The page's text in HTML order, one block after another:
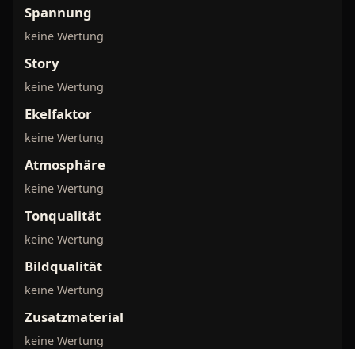
Spannung
keine Wertung
Story
keine Wertung
Ekelfaktor
keine Wertung
Atmosphäre
keine Wertung
Tonqualität
keine Wertung
Bildqualität
keine Wertung
Zusatzmaterial
keine Wertung